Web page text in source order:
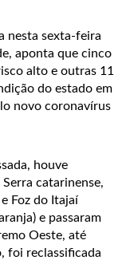
nesta sexta-feira
aponta que cinco
alto e outras 11
do estado em
novo coronavírus
houve
catarinense,
Foz do Itajaí
e passaram
Oeste, até
foi reclassificada